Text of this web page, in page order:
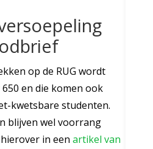
op de RUG wordt
en die komen ook
kwetsbare studenten.
blijven wel voorrang
in een artikel van